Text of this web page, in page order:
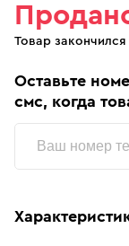
Товар закончился
Оставьте
смс, когда